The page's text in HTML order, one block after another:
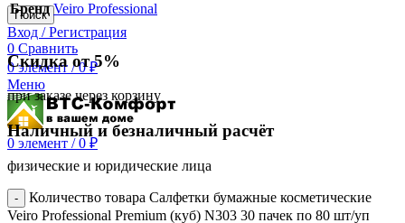
Поиск
Вход / Регистрация
0 Сравнить
0элемент / 0₽
Меню
0 элемент / 0 ₽
Бренд Veiro Professional
Скидка от 5%
при заказе через корзину
Наличный и безналичный расчёт
физические и юридические лица
Количество товара Салфетки бумажные косметические
Veiro Professional Premium (куб) N303 30 пачек по 80 шт/уп